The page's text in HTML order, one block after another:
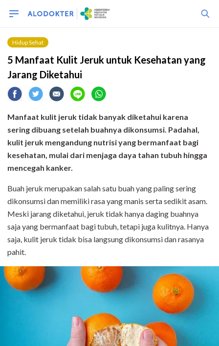
Hidup Sehat
5 Manfaat Kulit Jeruk untuk Kesehatan yang
Jarang Diketahui
Manfaat kulit jeruk tidak banyak diketahui karena
sering dibuang setelah buahnya dikonsumsi. Padahal,
kulit jeruk mengandung nutrisi yang bermanfaat bagi
kesehatan, mulai dari menjaga daya tahan tubuh hingga
mencegah kanker.
Buah jeruk merupakan salah satu buah yang paling sering
dikonsumsi dan memiliki rasa yang manis serta sedikit asam.
Meski jarang diketahui, jeruk tidak hanya daging buahnya
saja yang bermanfaat bagi tubuh, tetapi juga kulitnya. Hanya
saja, kulit jeruk tidak bisa langsung dikonsumsi dan rasanya
pahit.